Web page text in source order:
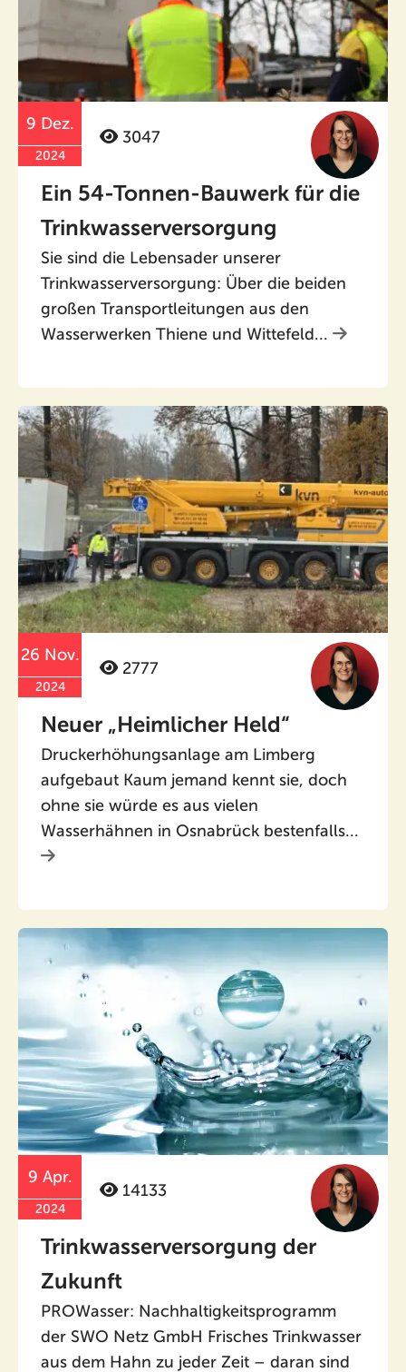
9 Dez.
2024
3047
Ein 54-Tonnen-Bauwerk für die
Trinkwasserversorgung
Sie sind die Lebensader unserer
Trinkwasserversorgung: Über die beiden
großen Transportleitungen aus den
Wasserwerken Thiene und Wittefeld...
26 Nov.
2024
2777
Neuer „Heimlicher Held“
Druckerhöhungsanlage am Limberg
aufgebaut Kaum jemand kennt sie, doch
ohne sie würde es aus vielen
Wasserhähnen in Osnabrück bestenfalls...
9 Apr.
2024
14133
Trinkwasserversorgung der
Zukunft
PROWasser: Nachhaltigkeitsprogramm
der SWO Netz GmbH Frisches Trinkwasser
aus dem Hahn zu jeder Zeit – daran sind